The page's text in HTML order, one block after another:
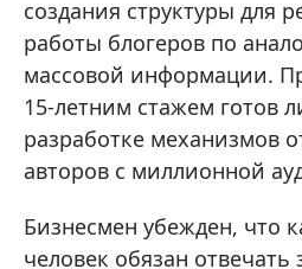
создания структуры для
работы блогеров по
массовой информации.
15-летним стажем готов
разработке механизмов
авторов с миллионной
Бизнесмен убежден, что
человек обязан отвечать